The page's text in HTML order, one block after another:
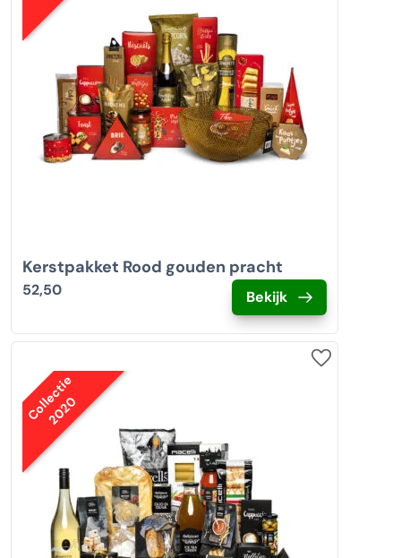
Kerstpakket Rood gouden pracht
52,50 Bekijk
Collectie
2020